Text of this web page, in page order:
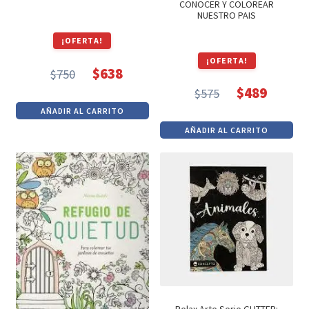
¡OFERTA!
$750
precio
original
$750.
$638
precio
actual
$638.
AÑADIR AL CARRITO
CONOCER Y COLOREAR
NUESTRO PAIS
¡OFERTA!
$575
precio
original
$575.
$489
precio
actual
$489.
AÑADIR AL CARRITO